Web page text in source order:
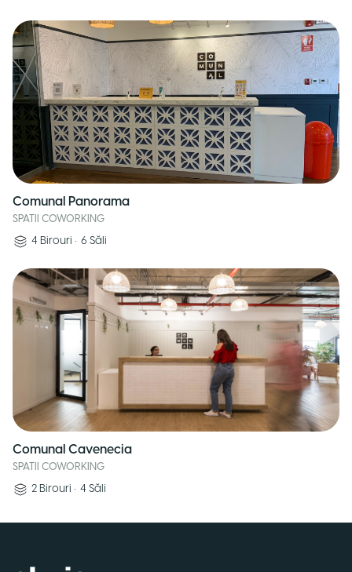
Comunal Panorama
SPATII COWORKING
4 Birouri • 6 Săli
Comunal Cavenecia
SPATII COWORKING
2 Birouri • 4 Săli